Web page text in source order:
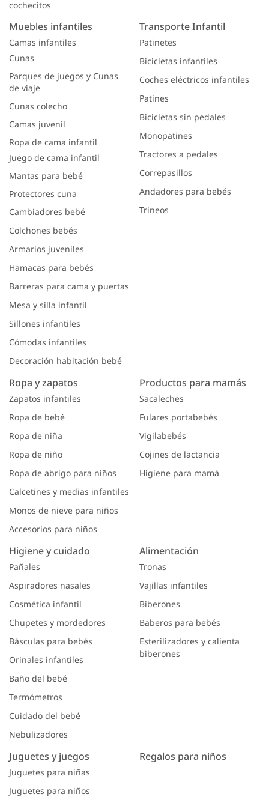
cochecitos
Muebles infantiles
Camas infantiles
Cunas
Parques de juegos y Cunas
de viaje
Cunas colecho
Camas juvenil
Ropa de cama infantil
Juego de cama infantil
Mantas para bebé
Protectores cuna
Cambiadores bebé
Colchones bebés
Armarios juveniles
Hamacas para bebés
Barreras para cama y puertas
Mesa y silla infantil
Sillones infantiles
Cómodas infantiles
Decoración habitación bebé
Transporte Infantil
Patinetes
Bicicletas infantiles
Coches eléctricos infantiles
Patines
Bicicletas sin pedales
Monopatines
Tractores a pedales
Correpasillos
Andadores para bebés
Trineos
Ropa y zapatos
Zapatos infantiles
Ropa de bebé
Ropa de niña
Ropa de niño
Ropa de abrigo para niños
Calcetines y medias infantiles
Monos de nieve para niños
Accesorios para niños
Productos para mamás
Sacaleches
Fulares portabebés
Vigilabebés
Cojines de lactancia
Higiene para mamá
Higiene y cuidado
Pañales
Aspiradores nasales
Cosmética infantil
Chupetes y mordedores
Básculas para bebés
Orinales infantiles
Baño del bebé
Termómetros
Cuidado del bebé
Nebulizadores
Alimentación
Tronas
Vajillas infantiles
Biberones
Baberos para bebés
Esterilizadores y calienta
biberones
Juguetes y juegos
Juguetes para niñas
Juguetes para niños
Regalos para niños